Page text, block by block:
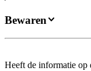
Bewaren
Heeft de informatie op